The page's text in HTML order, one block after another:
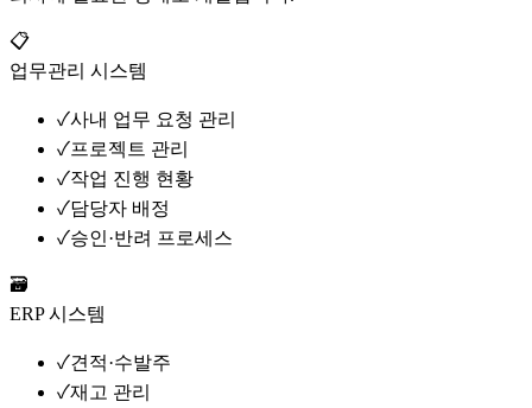
📋
업무관리 시스템
✓사내 업무 요청 관리
✓프로젝트 관리
✓작업 진행 현황
✓담당자 배정
✓승인·반려 프로세스
🗃️
ERP 시스템
✓견적·수발주
✓재고 관리